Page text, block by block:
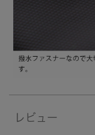
レビュー